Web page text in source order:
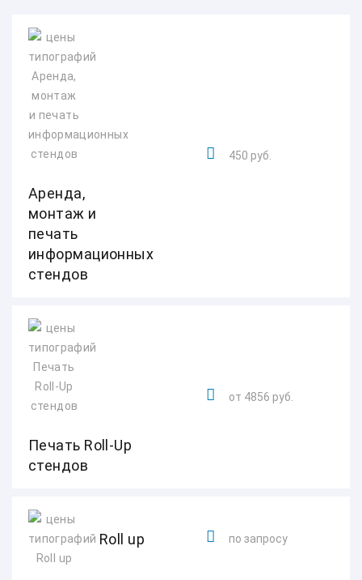
Аренда,
монтаж и
печать
информационных
стендов
450 руб.
Печать Roll-Up
стендов
от 4856 руб.
Roll up по запросу